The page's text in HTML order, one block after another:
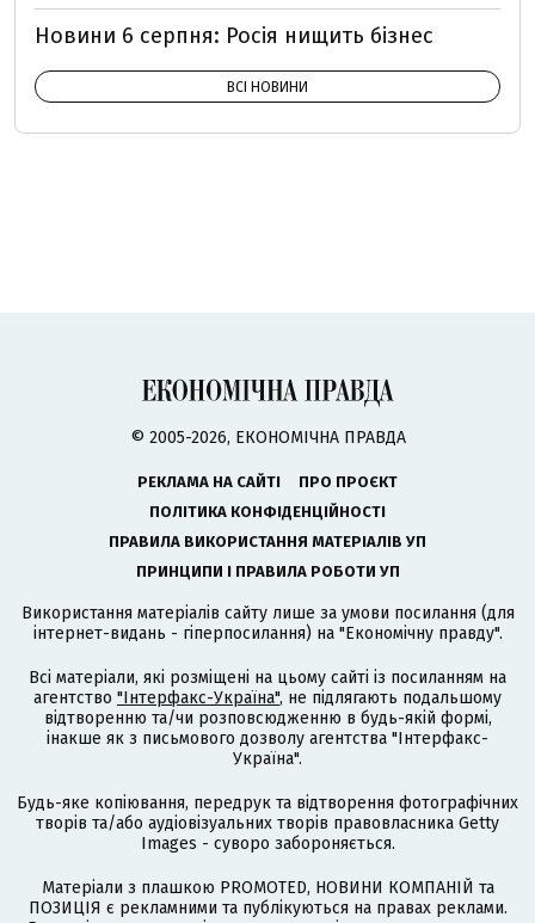
Новини 6 серпня: Росія нищить бізнес
ВСІ НОВИНИ
© 2005-2026, ЕКОНОМІЧНА ПРАВДА
РЕКЛАМА НА САЙТІ
ПРО ПРОЄКТ
ПОЛІТИКА КОНФІДЕНЦІЙНОСТІ
ПРАВИЛА ВИКОРИСТАННЯ МАТЕРІАЛІВ УП
ПРИНЦИПИ І ПРАВИЛА РОБОТИ УП
Використання матеріалів сайту лише за умови посилання (для
інтернет-видань - гіперпосилання) на "Економічну правду".
Всі матеріали, які розміщені на цьому сайті із посиланням на
агентство "Інтерфакс-Україна", не підлягають подальшому
відтворенню та/чи розповсюдженню в будь-якій формі,
інакше як з письмового дозволу агентства "Інтерфакс-
Україна".
Будь-яке копіювання, передрук та відтворення фотографічних
творів та/або аудіовізуальних творів правовласника Getty
Images - суворо забороняється.
Матеріали з плашкою PROMOTED, НОВИНИ КОМПАНІЙ та
ПОЗИЦІЯ є рекламними та публікуються на правах реклами.